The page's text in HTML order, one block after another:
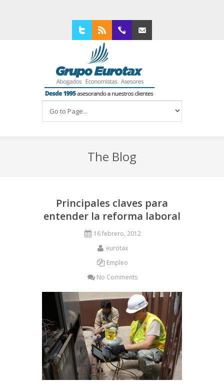
TwitterRSS
The Blog
Principales claves para
entender la reforma laboral
16 febrero, 2012
eurotax
Empleo
No Comments